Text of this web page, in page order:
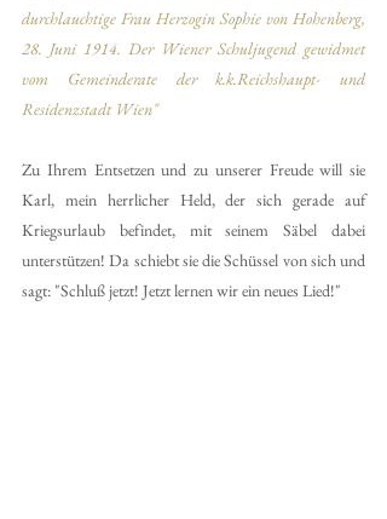
durchlauchtige Frau Herzogin Sophie von Hohenberg,
28. Juni 1914. Der Wiener Schuljugend gewidmet
vom Gemeinderate der k.k.Reichshaupt- und
Residenzstadt Wien"
Zu Ihrem Entsetzen und zu unserer Freude will sie
Karl, mein herrlicher Held, der sich gerade auf
Kriegsurlaub befindet, mit seinem Säbel dabei
unterstützen! Da schiebt sie die Schüssel von sich und
sagt: "Schluß jetzt! Jetzt lernen wir ein neues Lied!"